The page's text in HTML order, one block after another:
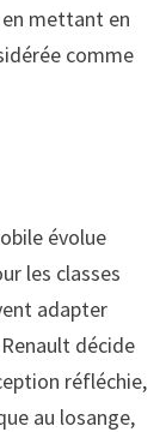
mettant en
comme
évolue
les classes
adapter
décide
réfléchie,
au losange,